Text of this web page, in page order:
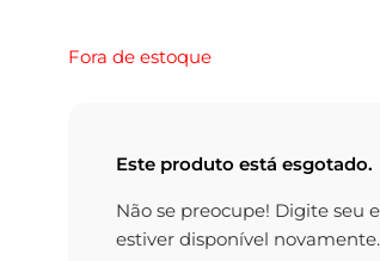
Fora de estoque
Este produto está esgotado.
Não se preocupe! Digite seu
estiver disponível novamente.